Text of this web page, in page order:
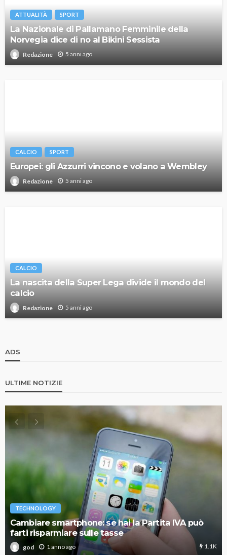
ATTUALITÀ SPORT
La Nazionale di Pallamano Femminile della
Norvegia dice di no al Bikini Sessista
Redazione 5 anni ago
CALCIO SPORT
Europei: gli Azzurri vincono e volano a Wembley
Redazione 5 anni ago
CALCIO
La nascita della Super Lega divide il mondo del
calcio
Redazione 5 anni ago
ADS
ULTIME NOTIZIE
TECHNOLOGY
Cambiare smartphone: se hai la Partita IVA può
farti risparmiare sulle tasse
god 1 anno ago 1.1K